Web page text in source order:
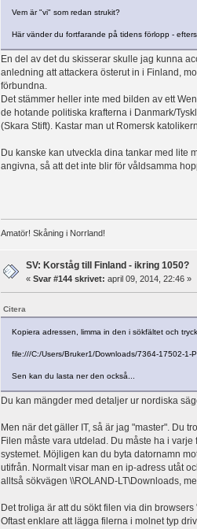
Vem är "vi" som redan strukit?
Här vänder du fortfarande på tidens förlopp -
En del av det du skisserar skulle jag kunna
anledning att attackera österut in i Finland,
förbundna.
Det stämmer heller inte med bilden av ett
de hotande politiska krafterna i Danmark/
(Skara Stift). Kastar man ut Romersk
Du kanske kan utveckla dina tankar med lite
angivna, så att det inte blir för våldsamma
Amatör! Skåning i Norrland!
SV: Korståg till Finland - ikring 1050?
« Svar #144 skrivet: april 09, 2014, 22:46 »
Citera
Kopiera adressen, limma in den i sökfältet och
file:///C:/Users/Bruker1/Downloads/7364-17502-1-
Sen kan du lasta ner den också...
Du kan mängder med detaljer ur nordiska
Men när det gäller IT, så är jag "master". Du
Filen måste vara utdelad. Du måste ha i
systemet. Möjligen kan du byta datornamn
utifrån. Normalt visar man en ip-adress utåt
alltså sökvägen \\ROLAND-LT\Downloads,
Det troliga är att du sökt filen via din
Oftast enklare att lägga filerna i molnet typ